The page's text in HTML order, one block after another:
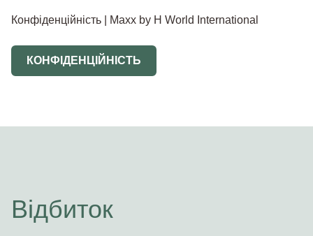
Конфіденційність | Maxx by H World International
КОНФІДЕНЦІЙНІСТЬ
Відбиток